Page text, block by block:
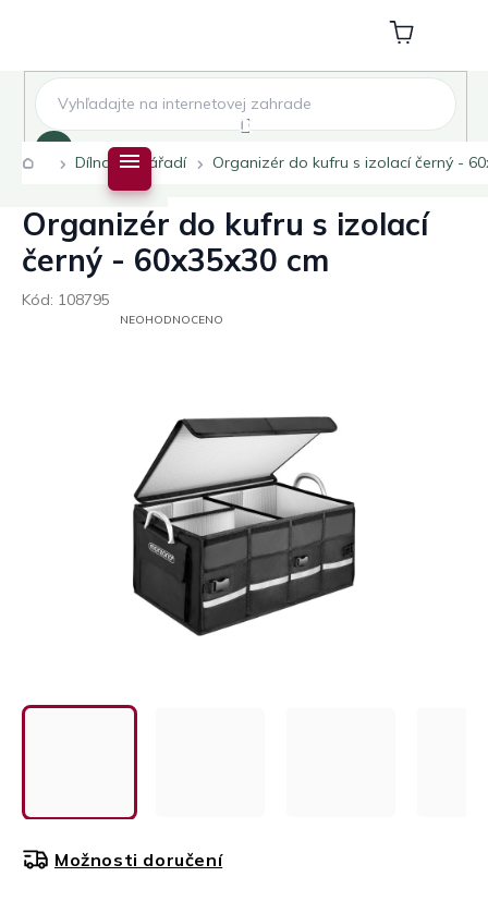
Nákupní
košík
DomůDílna Nářadí Organizér do kufru s izolací černý -
Organizér do kufru s izolací
černý - 60x35x30 cm
Kód: 108795
PRŮMĚRNÉNEOHODNOCENO
Možnosti doručení